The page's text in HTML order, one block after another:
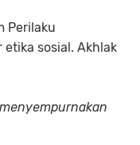
Perilaku
etika sosial. Akhlak